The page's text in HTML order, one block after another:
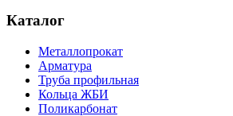
Каталог
Металлопрокат
Арматура
Труба профильная
Кольца ЖБИ
Поликарбонат